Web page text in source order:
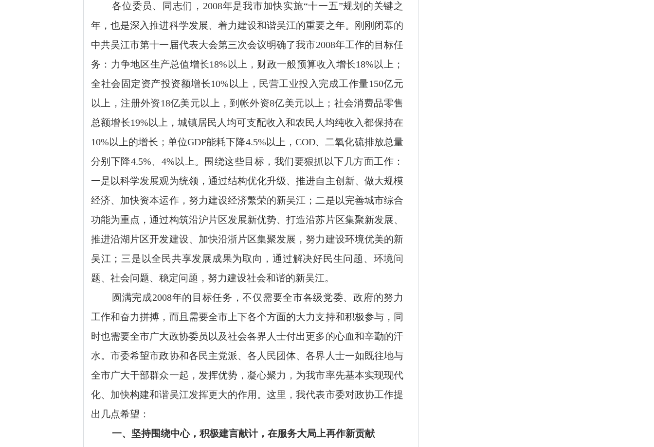
各位委员、同志们， 2008年是我市加快实施“十一五”规划的关键之
年，也是深入推进科学发展、着力建设和谐吴江的重要之年。刚刚闭幕的
中共吴江市第十一届代表大会第三次会议明确了我市2008年工作的目标任
务：力争地区生产总值增长18%以上，财政一般预算收入增长18%以上；
全社会固定资产投资额增长10%以上，民营工业投入完成工作量150亿元
以上，注册外资18亿美元以上，到帐外资8亿美元以上；社会消费品零售
总额增长19%以上，城镇居民人均可支配收入和农民人均纯收入都保持在
10%以上的增长；单位GDP能耗下降4.5%以上，COD、二氧化硫排放总量
分别下降4.5%、4%以上。围绕这些目标，我们要狠抓以下几方面工作：
一是以科学发展观为统领，通过结构优化升级、推进自主创新、做大规模
经济、加快资本运作，努力建设经济繁荣的新吴江；二是以完善城市综合
功能为重点，通过构筑沿沪片区发展新优势、打造沿苏片区集聚新发展、
推进沿湖片区开发建设、加快沿浙片区集聚发展，努力建设环境优美的新
吴江；三是以全民共享发展成果为取向，通过解决好民生问题、环境问
题、社会问题、稳定问题，努力建设社会和谐的新吴江。
圆满完成2008年的目标任务，不仅需要全市各级党委、政府的努力
工作和奋力拼搏，而且需要全市上下各个方面的大力支持和积极参与，同
时也需要全市广大政协委员以及社会各界人士付出更多的心血和辛勤的汗
水。市委希望市政协和各民主党派、各人民团体、各界人士一如既往地与
全市广大干部群众一起，发挥优势，凝心聚力，为我市率先基本实现现代
化、加快构建和谐吴江发挥更大的作用。这里，我代表市委对政协工作提
出几点希望：
一、坚持围绕中心，积极建言献计，在服务大局上再作新贡献